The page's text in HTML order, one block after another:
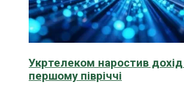
Укртелеком наростив дохід
першому півріччі